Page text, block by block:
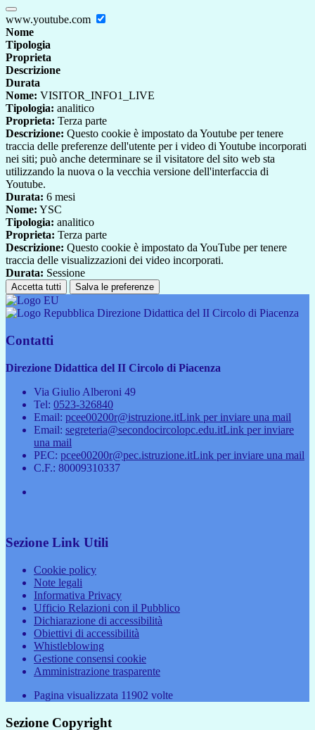
www.youtube.com
Nome
Tipologia
Proprieta
Descrizione
Durata
Nome: VISITOR_INFO1_LIVE
Tipologia: analitico
Proprieta: Terza parte
Descrizione: Questo cookie è impostato da Youtube per tenere
traccia delle preferenze dell'utente per i video di Youtube incorporati
nei siti; può anche determinare se il visitatore del sito web sta
utilizzando la nuova o la vecchia versione dell'interfaccia di
Youtube.
Durata: 6 mesi
Nome: YSC
Tipologia: analitico
Proprieta: Terza parte
Descrizione: Questo cookie è impostato da YouTube per tenere
traccia delle visualizzazioni dei video incorporati.
Durata: Sessione
Accetta tutti Salva le preferenze
Direzione Didattica del II Circolo di Piacenza
Contatti
Direzione Didattica del II Circolo di Piacenza
Via Giulio Alberoni 49
Tel: 0523-326840
Email: pcee00200r@istruzione.itLink per inviare una mail
Email: segreteria@secondocircolopc.edu.itLink per inviare
una mail
PEC: pcee00200r@pec.istruzione.itLink per inviare una mail
C.F.: 80009310337
Sezione Link Utili
Cookie policy
Note legali
Informativa Privacy
Ufficio Relazioni con il Pubblico
Dichiarazione di accessibilità
Obiettivi di accessibilità
Whistleblowing
Gestione consensi cookie
Amministrazione trasparente
Pagina visualizzata 11902 volte
Sezione Copyright